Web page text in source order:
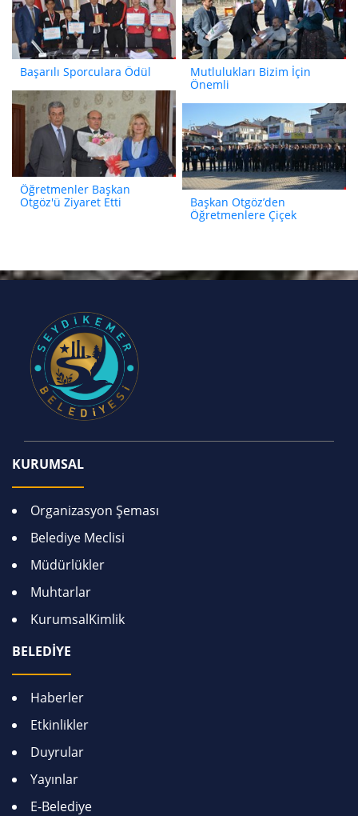
Başarılı Sporculara Ödül
Mutlulukları Bizim İçin
Önemli
Öğretmenler Başkan
Otgöz'ü Ziyaret Etti
Başkan Otgöz’den
Öğretmenlere Çiçek
KURUMSAL
Organizasyon Şeması
Belediye Meclisi
Müdürlükler
Muhtarlar
KurumsalKimlik
BELEDİYE
Haberler
Etkinlikler
Duyrular
Yayınlar
E-Belediye